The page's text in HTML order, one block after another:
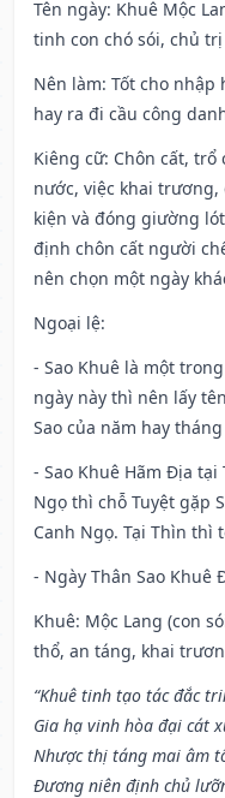
Tên ngày: Khuê Mộc
tinh con chó sói, chủ
Nên làm: Tốt cho nhập
hay ra đi cầu công
Kiêng cữ: Chôn cất,
nước, việc khai trương,
kiện và đóng giường
định chôn cất người
nên chọn một ngày
Ngoại lệ:
- Sao Khuê là một trong
ngày này thì nên lấy
Sao của năm hay
- Sao Khuê Hãm Địa tại
Ngọ thì chỗ Tuyệt gặp
Canh Ngọ. Tại Thìn thì
- Ngày Thân Sao Khuê
Khuê: Mộc Lang (con
thổ, an táng, khai
“Khuê tinh tạo tác đắc
Gia hạ vinh hòa đại cát
Nhược thị táng mai âm
Đương niên định chủ